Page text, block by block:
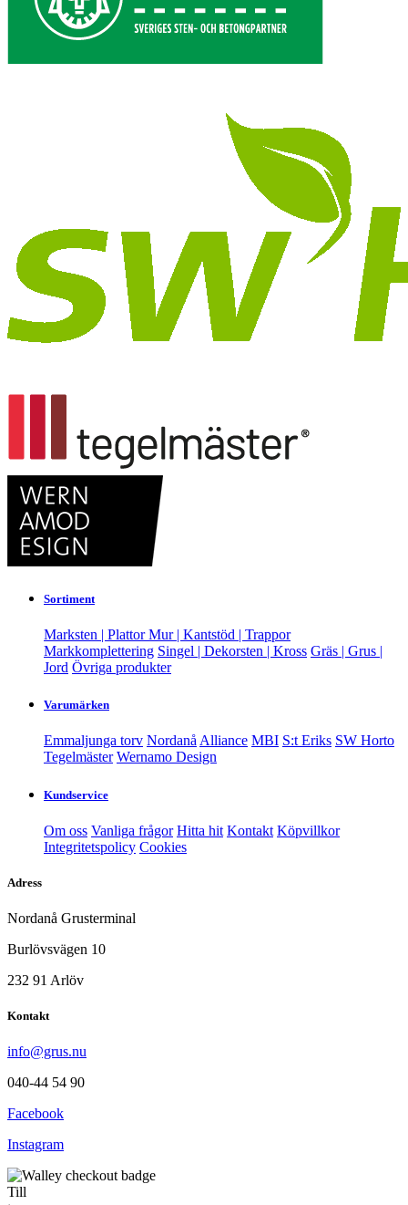
Sortiment
Marksten | PlattorMur | Kantstöd | Trappor
Markkomplettering Singel | Dekorsten | Kross Gräs | Grus |
Jord Övriga produkter
Varumärken
Emmaljunga torv Nordanå Alliance MBI S:t Eriks SW Horto
Tegelmäster Wernamo Design
Kundservice
Om oss Vanliga frågor Hitta hit Kontakt Köpvillkor
Integritetspolicy Cookies
Adress
Nordanå Grusterminal
Burlövsvägen 10
232 91 Arlöv
Kontakt
info@grus.nu
040-44 54 90
Facebook
Instagram
Till